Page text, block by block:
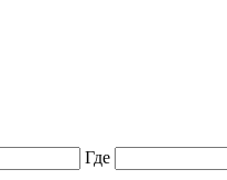
Где